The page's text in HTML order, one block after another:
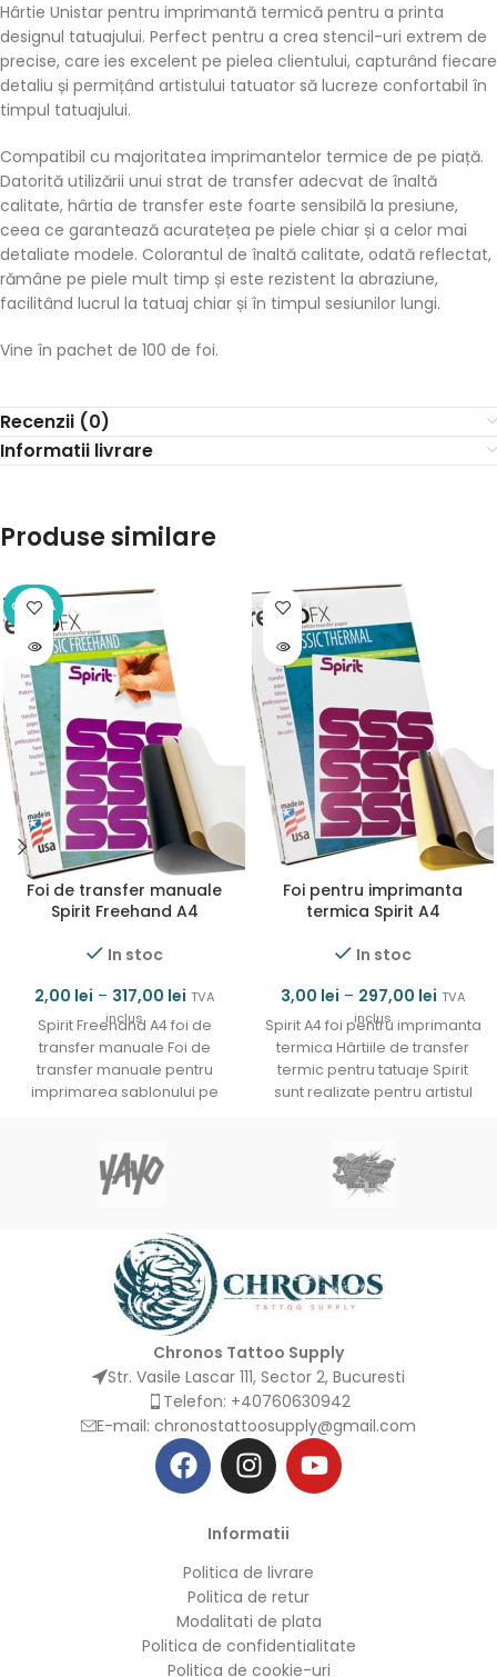
Hârtie Unistar pentru imprimantă termică pentru a printa
designul tatuajului. Perfect pentru a crea stencil-uri extrem de
precise, care ies excelent pe pielea clientului, capturând fiecare
detaliu și permițând artistului tatuator să lucreze confortabil în
timpul tatuajului.
Compatibil cu majoritatea imprimantelor termice de pe piață.
Datorită utilizării unui strat de transfer adecvat de înaltă
calitate, hârtia de transfer este foarte sensibilă la presiune,
ceea ce garantează acuratețea pe piele chiar și a celor mai
detaliate modele. Colorantul de înaltă calitate, odată reflectat,
rămâne pe piele mult timp și este rezistent la abraziune,
facilitând lucrul la tatuaj chiar și în timpul sesiunilor lungi.
Vine în pachet de 100 de foi.
Recenzii (0)
Informatii livrare
Produse similare
OFERTĂ
Foi de transfer manuale
Spirit Freehand A4
In stoc
2,00 lei – 317,00 lei TVA
inclus
Spirit Freehand A4 foi de
transfer manuale Foi de
transfer manuale pentru
imprimarea sablonului pe
Foi pentru imprimanta
termica Spirit A4
In stoc
3,00 lei – 297,00 lei TVA
inclus
Spirit A4 foi pentru imprimanta
termica Hârtiile de transfer
termic pentru tatuaje Spirit
sunt realizate pentru artistul
Chronos Tattoo Supply
Str. Vasile Lascar 111, Sector 2, Bucuresti
Telefon: +40760630942
E-mail: chronostattoosupply@gmail.com
Informatii
Politica de livrare
Politica de retur
Modalitati de plata
Politica de confidentialitate
Politica de cookie-uri